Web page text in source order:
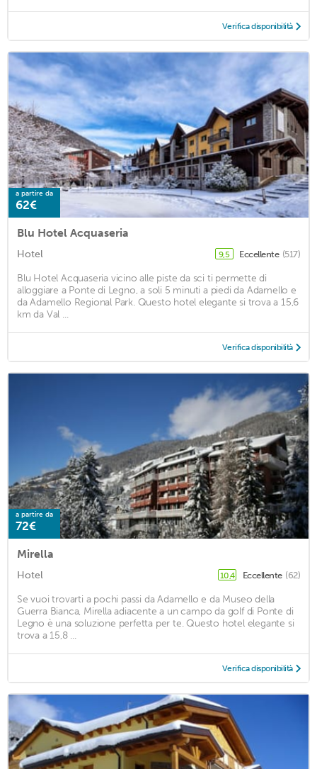
Verifica disponibilità
a partire da
62€
Blu Hotel Acquaseria
Hotel 9,5 Eccellente (517)
Blu Hotel Acquaseria vicino alle piste da sci ti permette di
alloggiare a Ponte di Legno, a soli 5 minuti a piedi da Adamello e
da Adamello Regional Park. Questo hotel elegante si trova a 15,6
km da Val ...
Verifica disponibilità
a partire da
72€
Mirella
Hotel 10,4 Eccellente (62)
Se vuoi trovarti a pochi passi da Adamello e da Museo della
Guerra Bianca, Mirella adiacente a un campo da golf di Ponte di
Legno è una soluzione perfetta per te. Questo hotel elegante si
trova a 15,8 ...
Verifica disponibilità